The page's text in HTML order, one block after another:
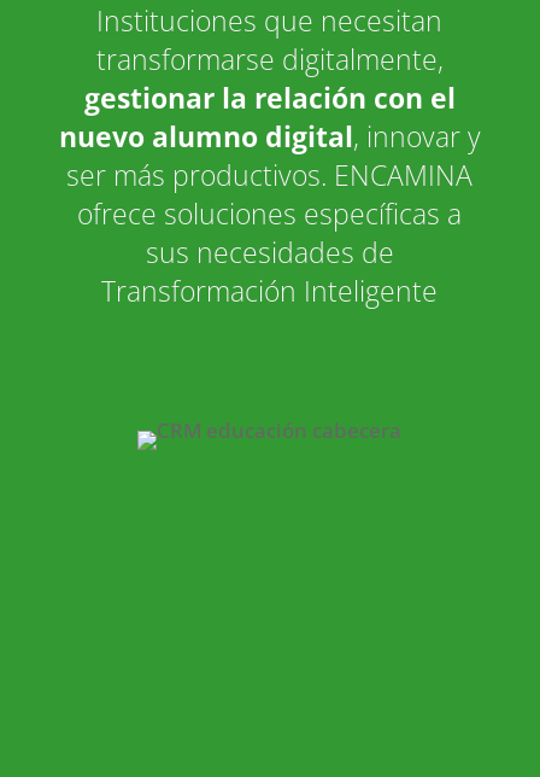
Instituciones que necesitan
transformarse digitalmente,
gestionar la relación con el
nuevo alumno digital, innovar y
ser más productivos. ENCAMINA
ofrece soluciones específicas a
sus necesidades de
Transformación Inteligente